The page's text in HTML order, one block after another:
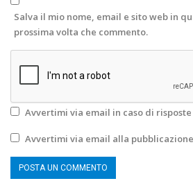
Salva il mio nome, email e sito web in
prossima volta che commento.
Avvertimi via email in caso di
Avvertimi via email alla